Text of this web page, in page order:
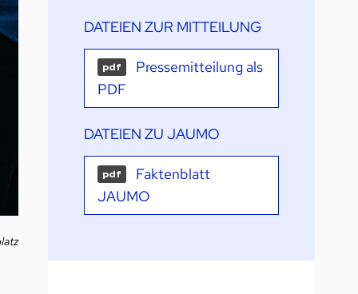
DATEIEN ZUR MITTEILUNG
pdf
Pressemitteilung als
PDF
DATEIEN ZU JAUMO
pdf
Faktenblatt
JAUMO